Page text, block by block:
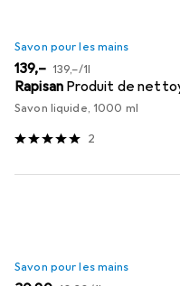
Savon pour les mains
EUR
139,– EUR
139,–/1l
Rapisan Produit de
Savon liquide, 1000 ml
2
Savon pour les mains